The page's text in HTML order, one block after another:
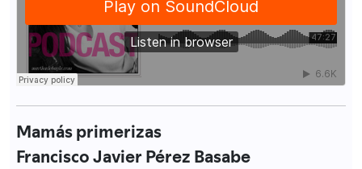
Mamás primerizas
Francisco Javier Pérez Basabe